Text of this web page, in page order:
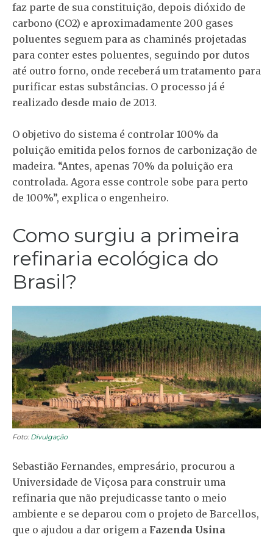
faz parte de sua constituição, depois dióxido de
carbono (CO2) e aproximadamente 200 gases
poluentes seguem para as chaminés projetadas
para conter estes poluentes, seguindo por dutos
até outro forno, onde receberá um tratamento para
purificar estas substâncias. O processo já é
realizado desde maio de 2013.
O objetivo do sistema é controlar 100% da
poluição emitida pelos fornos de carbonização de
madeira. “Antes, apenas 70% da poluição era
controlada. Agora esse controle sobe para perto
de 100%”, explica o engenheiro.
Como surgiu a primeira
refinaria ecológica do
Brasil?
Foto: Divulgação
Sebastião Fernandes, empresário, procurou a
Universidade de Viçosa para construir uma
refinaria que não prejudicasse tanto o meio
ambiente e se deparou com o projeto de Barcellos,
que o ajudou a dar origem a Fazenda Usina